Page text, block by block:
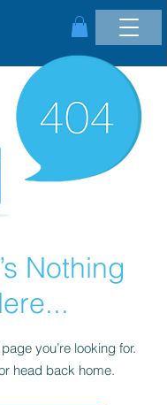
Nothing
you’re looking for.
head back home.